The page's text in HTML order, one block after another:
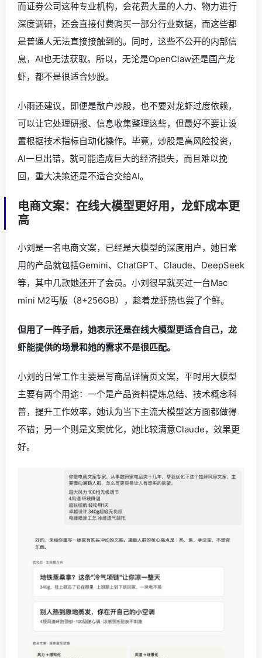
而证券公司这种专业机构，会花费大量的人力、物力进行
深度调研，还会直接付费购买一部分行业数据，而这些都
是普通人无法直接接触到的。同时，这些不公开的内部信
息，AI也无法获取。所以，无论是OpenClaw还是国产龙
虾，都不是很适合炒股。
小雨还建议，即便是散户炒股，也不要对龙虾过度依赖，
可以让它处理研报、信息收集整理这些，但最好不要让设
置根据技术指标自动化操作。毕竟，炒股是高风险投资，
AI一旦出错，就可能造成巨大的经济损失，而且难以挽
回，重大决策还是不适合交给AI。
电商文案：在线大模型更好用，龙虾成本更
高
小刘是一名电商文案，已经是大模型的深度用户，她日常
用的产品就包括Gemini、ChatGPT、Claude、DeepSeek
等，其中几款她还开了会员。小刘很早就买过一台Mac
mini M2丐版（8+256GB），趁着龙虾热也尝了个鲜。
但用了一阵子后，她表示还是在线大模型更适合自己，龙
虾能提供的场景和她的需求不是很匹配。
小刘的日常工作主要是写商品详情页文案，平时用大模型
主要有两个用途：一个是产品资料提炼总结、技术概念科
普，提升工作效率，她认为当下主流大模型这方面都做得
不错；另一个则是文案优化，她比较满意Claude，效果更
好。